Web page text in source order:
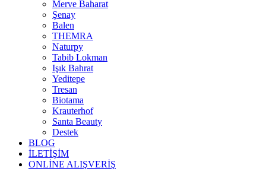
Merve Baharat
Şenay
Balen
THEMRA
Naturpy
Tabib Lokman
Işık Bahrat
Yeditepe
Tresan
Biotama
Krauterhof
Santa Beauty
Destek
BLOG
İLETİŞİM
ONLİNE ALIŞVERİŞ